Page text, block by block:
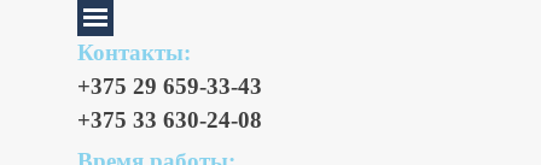
Контакты:
+375 29 659-33-43
+375 33 630-24-08